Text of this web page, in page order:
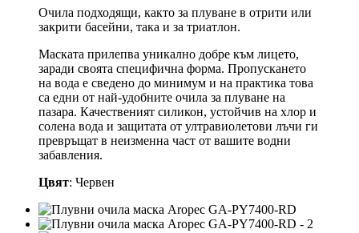
Очила подходящи, както за плуване в отрити или
закрити басейни, така и за триатлон.
Маската прилепва уникално добре към лицето,
заради своята специфична форма. Пропускането
на вода е сведено до минимум и на практика това
са едни от най-удобните очила за плуване на
пазара. Качественият силикон, устойчив на хлор и
солена вода и защитата от ултравиолетови лъчи ги
превръщат в неизменна част от вашите водни
забавления.
Цвят: Червен